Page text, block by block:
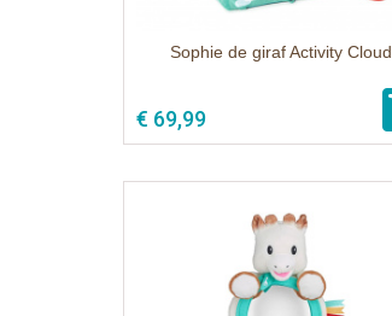
Sophie de giraf Activity Cloud
€ 69,99